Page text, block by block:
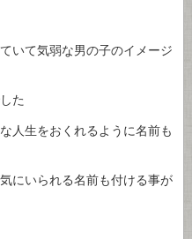
いて気弱な男の子のイメージ
た
人生をおくれるように名前も
にいられる名前も付ける事が